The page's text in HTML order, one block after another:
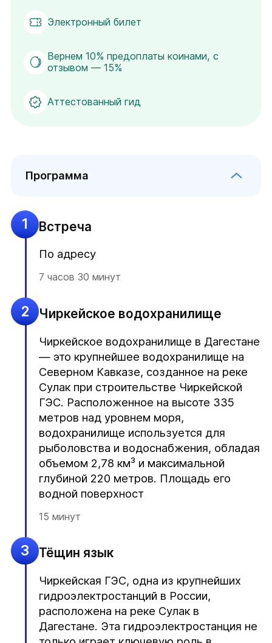
Электронный билет
Вернем 10% предоплаты коинами, с
отзывом — 15%
Аттестованный гид
Программа
1 Встреча
По адресу
7 часов 30 минут
2 Чиркейское водохранилище
Чиркейское водохранилище в Дагестане
— это крупнейшее водохранилище на
Северном Кавказе, созданное на реке
Сулак при строительстве Чиркейской
ГЭС. Расположенное на высоте 335
метров над уровнем моря,
водохранилище используется для
рыболовства и водоснабжения, обладая
объемом 2,78 км³ и максимальной
глубиной 220 метров. Площадь его
водной поверхност
15 минут
3 Тёщин язык
Чиркейская ГЭС, одна из крупнейших
гидроэлектростанций в России,
расположена на реке Сулак в
Дагестане. Эта гидроэлектростанция не